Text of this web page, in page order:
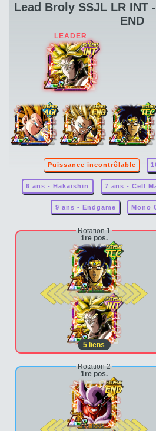
Lead Broly SSJL LR INT
END
Puissance incontrôlable
6 ans - Hakaishin 7 ans - Cell
9 ans - Endgame Mono
Rotation 1
1re pos.
2e pos.
5 liens
Rotation 2
1re pos.
2e pos.